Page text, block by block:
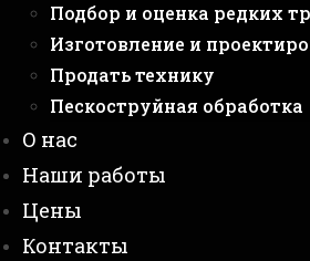
Подбор и оценка редких
Изготовление и
Продать технику
Пескоструйная обработка
О нас
Наши работы
Цены
Контакты